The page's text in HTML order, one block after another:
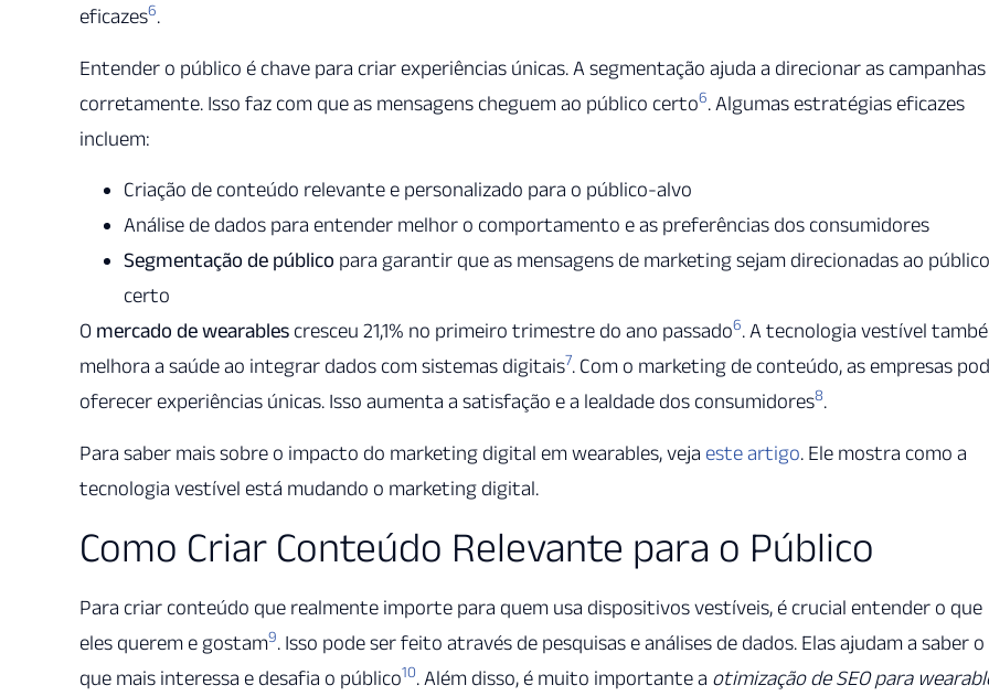
eficazes6.
Entender o público é chave para criar experiências únicas. A segmentação ajuda a direcionar as campanhas
corretamente. Isso faz com que as mensagens cheguem ao público certo6. Algumas estratégias eficazes
incluem:
Criação de conteúdo relevante e personalizado para o público-alvo
Análise de dados para entender melhor o comportamento e as preferências dos consumidores
Segmentação de público para garantir que as mensagens de marketing sejam direcionadas ao público
certo
O mercado de wearables cresceu 21,1% no primeiro trimestre do ano passado6. A tecnologia vestível
melhora a saúde ao integrar dados com sistemas digitais7. Com o marketing de conteúdo, as empresas
oferecer experiências únicas. Isso aumenta a satisfação e a lealdade dos consumidores8.
Para saber mais sobre o impacto do marketing digital em wearables, veja este artigo. Ele mostra como a
tecnologia vestível está mudando o marketing digital.
Como Criar Conteúdo Relevante para o Público
Para criar conteúdo que realmente importe para quem usa dispositivos vestíveis, é crucial entender o que
eles querem e gostam9. Isso pode ser feito através de pesquisas e análises de dados. Elas ajudam a saber o
que mais interessa e desafia o público10. Além disso, é muito importante a otimização de SEO para